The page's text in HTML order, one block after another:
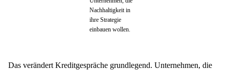
Nachhaltigkeit in
ihre Strategie
einbauen wollen.
Das verändert Kreditgespräche grundlegend. Unternehmen, die